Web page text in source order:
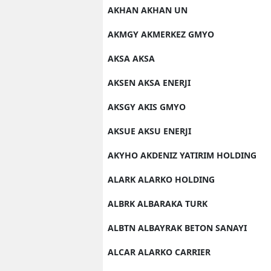
AKHAN AKHAN UN
AKMGY AKMERKEZ GMYO
AKSA AKSA
AKSEN AKSA ENERJI
AKSGY AKIS GMYO
AKSUE AKSU ENERJI
AKYHO AKDENIZ YATIRIM HOLDING
ALARK ALARKO HOLDING
ALBRK ALBARAKA TURK
ALBTN ALBAYRAK BETON SANAYI
ALCAR ALARKO CARRIER